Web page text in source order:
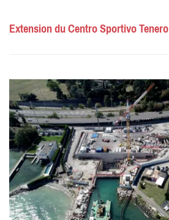
Extension du Centro Sportivo Tenero